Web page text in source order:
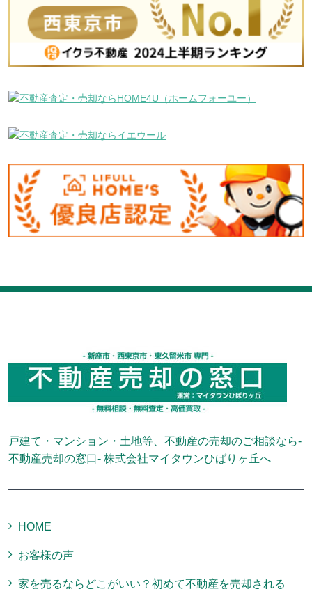
戸建て・マンション・土地等、不動産の売却のご相談なら-
不動産売却の窓口- 株式会社マイタウンひばりヶ丘へ
HOME
お客様の声
家を売るならどこがいい？初めて不動産を売却される